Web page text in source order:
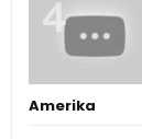
Amerika